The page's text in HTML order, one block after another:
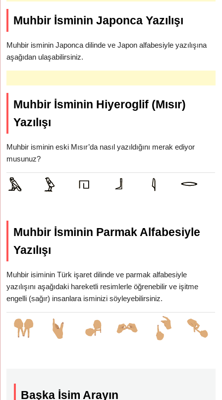
Muhbir İsminin Japonca Yazılışı
Muhbir isminin Japonca dilinde ve Japon alfabesiyle yazılışına
aşağıdan ulaşabilirsiniz.
Muhbir İsminin Hiyeroglif (Mısır)
Yazılışı
Muhbir isminin eski Mısır’da nasıl yazıldığını merak ediyor
musunuz?
Muhbir İsminin Parmak Alfabesiyle
Yazılışı
Muhbir isiminin Türk işaret dilinde ve parmak alfabesiyle
yazılışını aşağıdaki hareketli resimlerle öğrenebilir ve işitme
engelli (sağır) insanlara isminizi söyleyebilirsiniz.
Başka İsim Arayın